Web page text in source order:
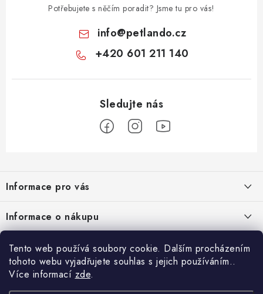
Tento web používá soubory cookie. Dalším procházením
tohoto webu vyjadřujete souhlas s jejich používáním..
Více informací zde.
Potřebujete s něčím poradit? Jsme tu pro vás!
info@petlando.cz
+420 601 211 140
p
a
t
Informace pro vás
Nové věrnostní podmínky
Chovatelský program
Petlando velkoobchod
Blog
Informace o nákupu
Hodnocení obchodu
Jak vyměnit či vrátit zboží
Podmínky ochrany osobních údajů
Facebook
Blog